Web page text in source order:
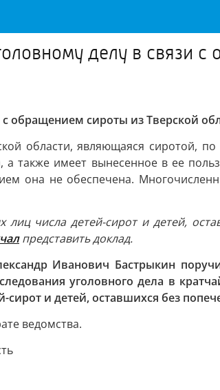
делу в связи
с обращением сироты из Тверской
области, являющаяся сиротой,
также имеет вынесенное в ее
она не обеспечена.
числа детей-сирот и детей,
представить доклад.
Иванович Бастрыкин
уголовного дела в
и детей, оставшихся без
ведомства.